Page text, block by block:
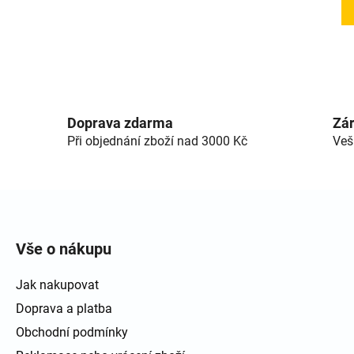
Doprava zdarma
Při objednání zboží nad 3000 Kč
Vše o nákupu
Jak nakupovat
Doprava a platba
Obchodní podmínky